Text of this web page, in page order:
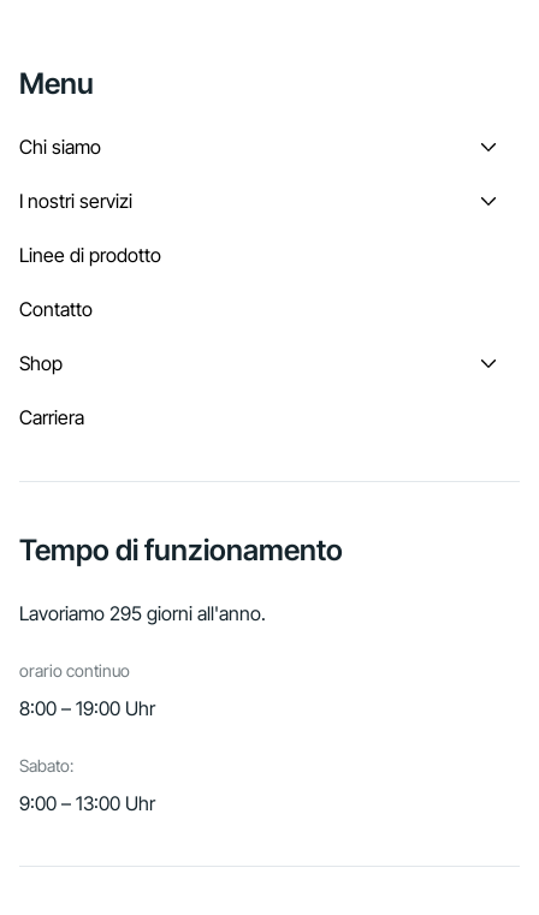
Menu
Chi siamo
I nostri servizi
Linee di prodotto
Contatto
Shop
Carriera
Tempo di funzionamento
Lavoriamo 295 giorni all'anno.
orario continuo
8:00 – 19:00 Uhr
Sabato:
9:00 – 13:00 Uhr